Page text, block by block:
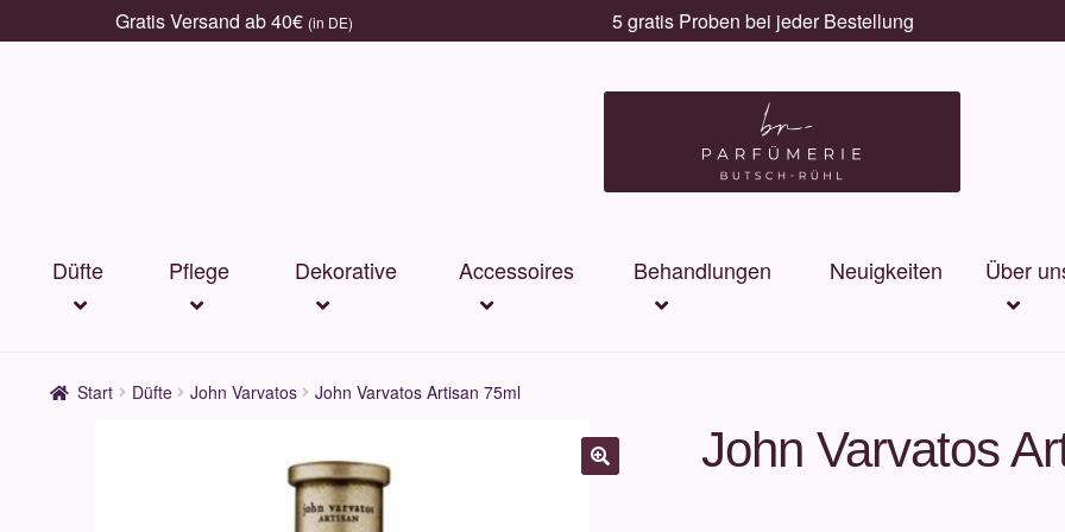
Gratis Versand ab 40€ (in DE) 5 gratis Proben bei jeder Bestellung
Düfte Pflege Dekorative Accessoires Behandlungen Neuigkeiten Über
Start Düfte John Varvatos John Varvatos Artisan 75ml
John Varvatos